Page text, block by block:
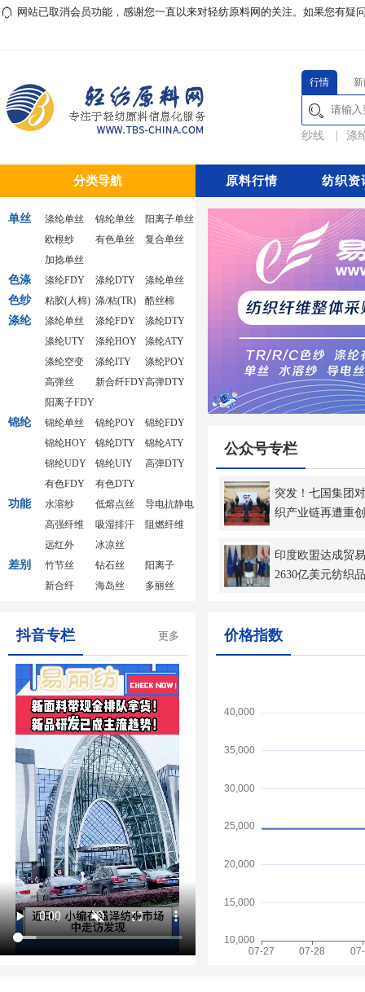
网站已取消会员功能，感谢您一直以来对轻纺原料网的关注。如果您有疑
行情
纱线 涤
分类导航 原料行情 纺织资
单丝 涤纶单丝 锦纶单丝
阳离子单丝
欧根纱
有色单丝
复合单丝
加捻单丝
色涤 涤纶FDY 涤纶DTY 涤纶单丝
色纱 粘胶(人棉) 涤/粘(TR) 酷丝棉
涤纶 涤纶单丝 涤纶FDY
涤纶DTY
涤纶UTY
涤纶HOY
涤纶ATY
涤纶空变
涤纶ITY
涤纶POY
高弹丝
新合纤FDY高弹DTY
阳离子FDY
锦纶 锦纶单丝 锦纶POY
锦纶FDY
锦纶HOY
锦纶DTY
锦纶ATY
锦纶UDY
锦纶UIY
高弹DTY
有色FDY
有色DTY
功能 水溶纱 低熔点丝
导电抗静电
高强纤维
吸湿排汗
阻燃纤维
远红外
冰凉丝
差别 竹节丝 钻石丝
阳离子
新合纤
海岛丝 多丽丝
公众号专栏
突发！七国集团
织产业链再遭重创
印度欧盟达成贸
2630亿美元纺织
抖音专栏 更多 价格指数